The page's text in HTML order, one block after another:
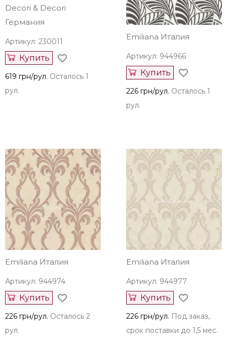
Decori & Decori
Германия
Артикул: 230011
Купить
619 грн/рул. Осталось 1
рул.
Emiliana Италия
Артикул: 944966
Купить
226 грн/рул. Осталось 1
рул.
Emiliana Италия
Артикул: 944974
Купить
226 грн/рул. Осталось 2
рул.
Emiliana Италия
Артикул: 944977
Купить
226 грн/рул. Под заказ,
срок поставки до 1,5 мес.